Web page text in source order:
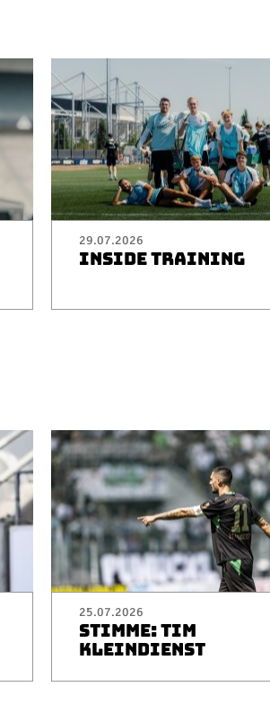
29.07.2026
INSIDE TRAINING
25.07.2026
STIMME: TIM
KLEINDIENST